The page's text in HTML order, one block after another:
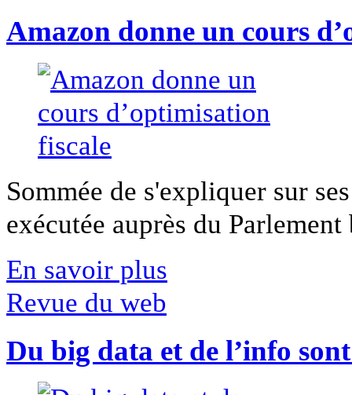
Amazon donne un cours
Sommée de s'expliquer sur
exécutée auprès du
En savoir plus
Revue du web
Du big data et de l’info